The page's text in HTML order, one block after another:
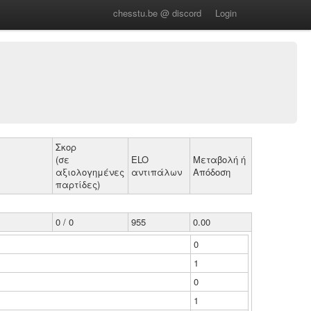
chesstu.be @ discord Login
Σκορ
(σε
αξιολογημένες
παρτίδες)
ELO
αντιπάλων
Μεταβολή ή
Απόδοση
0 / 0 955
0.00
0
1
0
1